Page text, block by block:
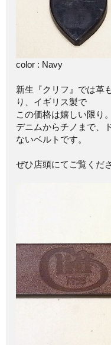
color : Navy
新生『クリフ』では革
り、イギリス製で
この価格は嬉しい限り。
デニムからチノまで、
ないベルトです。
ぜひ店頭にてご覧くだ